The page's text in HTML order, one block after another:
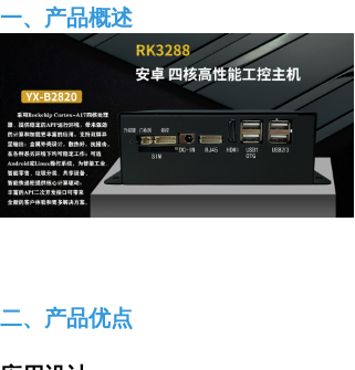
一、产品概述
二、产品优点